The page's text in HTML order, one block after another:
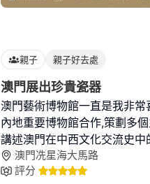
親子 親子好去處
澳門展出珍貴瓷器
澳門藝術博物館一直是我非
內地重要博物館合作,策劃多
講述澳門在中西文化交流史中
澳門冼星海大馬路
評分